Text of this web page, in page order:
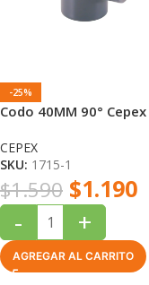
-25%
Codo 40MM 90° Cepex
CEPEX
SKU: 1715-1
$1.590 $1.190
- +
AGREGAR AL CARRITO